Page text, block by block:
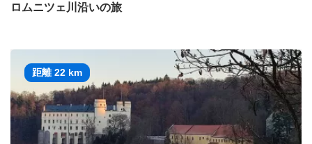
ロムニツェ川沿いの旅
距離 22 km